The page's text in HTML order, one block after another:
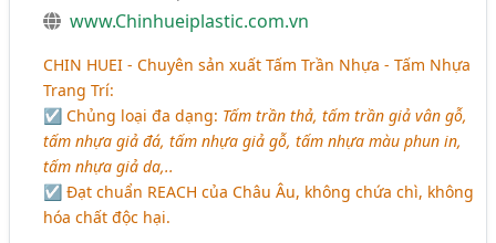
www.Chinhueiplastic.com.vn
CHIN HUEI - Chuyên sản xuất Tấm Trần Nhựa - Tấm Nhựa
Trang Trí:
☑ Chủng loại đa dạng: Tấm trần thả, tấm trần giả vân gỗ,
tấm nhựa giả đá, tấm nhựa giả gỗ, tấm nhựa màu phun in,
tấm nhựa giả da,..
☑ Đạt chuẩn REACH của Châu Âu, không chứa chì, không
hóa chất độc hại.